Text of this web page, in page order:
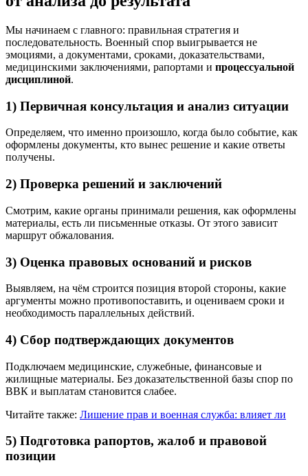
Мы начинаем с главного: правильная стратегия и
последовательность. Военный спор выигрывается не
эмоциями, а документами, сроками, доказательствами,
медицинскими заключениями, рапортами и процессуальной
дисциплиной.
1) Первичная консультация и анализ ситуации
Определяем, что именно произошло, когда было событие, как
оформлены документы, кто вынес решение и какие ответы
получены.
2) Проверка решений и заключений
Смотрим, какие органы принимали решения, как оформлены
материалы, есть ли письменные отказы. От этого зависит
маршрут обжалования.
3) Оценка правовых оснований и рисков
Выявляем, на чём строится позиция второй стороны, какие
аргументы можно противопоставить, и оцениваем сроки и
необходимость параллельных действий.
4) Сбор подтверждающих документов
Подключаем медицинские, служебные, финансовые и
жилищные материалы. Без доказательственной базы спор по
ВВК и выплатам становится слабее.
Читайте также: Лишение прав и военная служба: влияет ли
5) Подготовка рапортов, жалоб и правовой
позиции